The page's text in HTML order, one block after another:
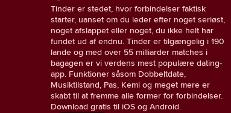
Tinder er stedet, hvor forbindelser faktisk
starter, uanset om du leder efter noget seriøst,
noget afslappet eller noget, du ikke helt har
fundet ud af endnu. Tinder er tilgængelig i 190
lande og med over 55 milliarder matches i
bagagen er vi verdens mest populære dating-
app. Funktioner såsom Dobbeltdate,
Musiktilstand, Pas, Kemi og meget mere er
skabt til at fremme alle former for forbindelser.
Download gratis til iOS og Android.